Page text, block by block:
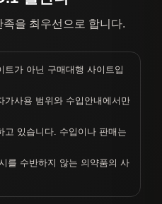
을 최우선으로 합니다.
가 아닌 구매대행 사이트입
가사용 범위와 수입안내에서만
고 있습니다. 수입이나 판매는
를 수반하지 않는 의약품의 사